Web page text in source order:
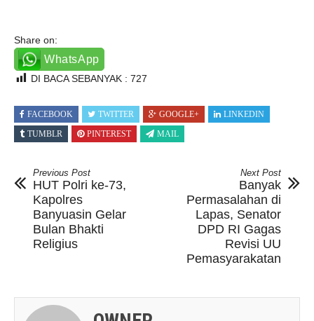
Share on:
WhatsApp
DI BACA SEBANYAK : 727
FACEBOOK TWITTER GOOGLE+
LINKEDIN
TUMBLR
PINTEREST MAIL
Previous Post
HUT Polri ke-73,
Kapolres
Banyuasin Gelar
Bulan Bhakti
Religius
Next Post
Banyak
Permasalahan di
Lapas, Senator
DPD RI Gagas
Revisi UU
Pemasyarakatan